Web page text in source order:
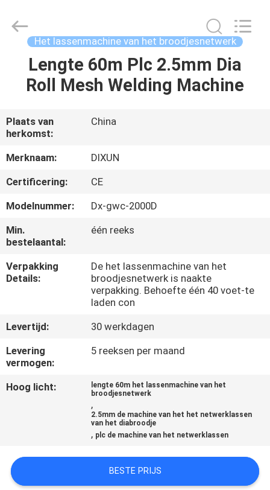
HUIS
VR
TOON
ONGEVEER
ONS
FABRIEKSREIS
KWALITEITSCONTROLE
CONTACTEER
ONS
VERZOEK
SITEMAP
Mesh
Products
Het lassenmachine van het broodjesnetwerk
Lengte 60m Plc 2.5mm Dia
Roll Mesh Welding Machine
Plaats van
herkomst:
China
Merknaam:
DIXUN
Certificering:
CE
Modelnummer:
Dx-gwc-2000D
Min.
bestelaantal:
één reeks
Verpakking
Details:
De het lassenmachine van het
broodjesnetwerk is naakte
verpakking. Behoefte één 40 voet-te
laden con
Levertijd:
30 werkdagen
Levering
vermogen:
5 reeksen per maand
Hoog licht:
lengte 60m het lassenmachine van het
broodjesnetwerk
,
2.5mm de machine van het het netwerklassen
van het diabroodje
, plc de machine van het netwerklassen
BESTE PRIJS